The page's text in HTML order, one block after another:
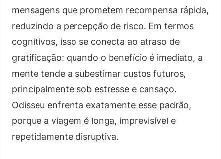
mensagens que prometem recompensa rápida,
reduzindo a percepção de risco. Em termos
cognitivos, isso se conecta ao atraso de
gratificação: quando o benefício é imediato, a
mente tende a subestimar custos futuros,
principalmente sob estresse e cansaço.
Odisseu enfrenta exatamente esse padrão,
porque a viagem é longa, imprevisível e
repetidamente disruptiva.